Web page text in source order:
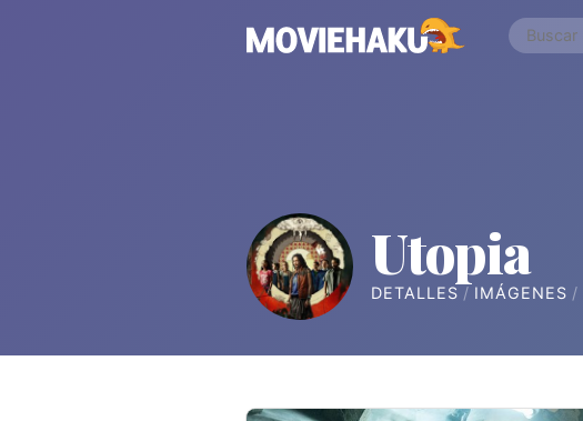
Utopia
DETALLES IMÁGENES